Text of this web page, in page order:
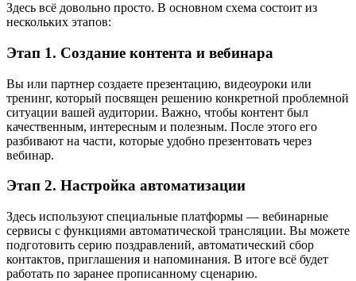
Здесь всё довольно просто. В основном схема состоит из
нескольких этапов:
Этап 1. Создание контента и вебинара
Вы или партнер создаете презентацию, видеоуроки или
тренинг, который посвящен решению конкретной проблемной
ситуации вашей аудитории. Важно, чтобы контент был
качественным, интересным и полезным. После этого его
разбивают на части, которые удобно презентовать через
вебинар.
Этап 2. Настройка автоматизации
Здесь используют специальные платформы — вебинарные
сервисы с функциями автоматической трансляции. Вы можете
подготовить серию поздравлений, автоматический сбор
контактов, приглашения и напоминания. В итоге всё будет
работать по заранее прописанному сценарию.